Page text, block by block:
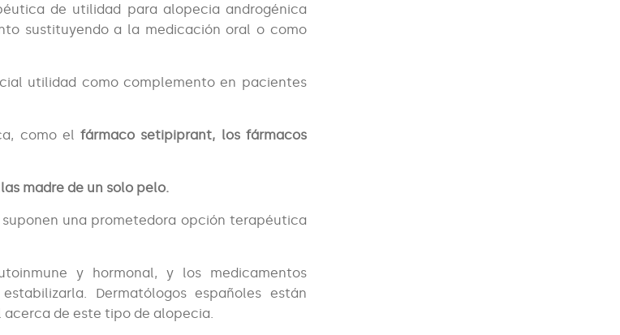
de utilidad para alopecia androgénica
sustituyendo a la medicación oral o como
utilidad como complemento en pacientes
como el fármaco setipiprant, los fármacos
madre de un solo pelo.
suponen una prometedora opción terapéutica
y hormonal, y los medicamentos
Dermatólogos españoles están
de este tipo de alopecia.